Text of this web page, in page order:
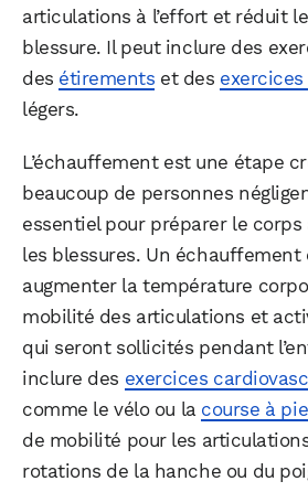
articulations à l’effort et réduit
blessure. Il peut inclure des
des étirements et des
légers.
L’échauffement est une étape
beaucoup de personnes
essentiel pour préparer le corps
les blessures. Un
augmenter la température
mobilité des articulations et
qui seront sollicités pendant
inclure des exercices
comme le vélo ou la course à
de mobilité pour les
rotations de la hanche ou du